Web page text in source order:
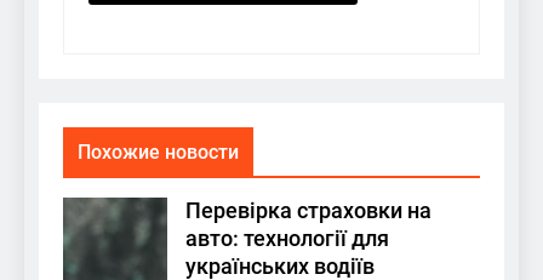
Похожие новости
Перевірка страховки на
авто: технології для
українських водіїв